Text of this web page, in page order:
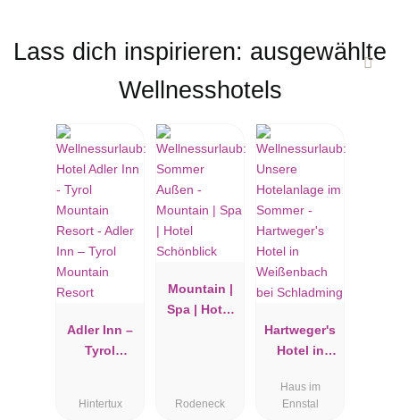
Lass dich inspirieren: ausgewählte
Wellnesshotels
Adler Inn –
Tyrol
Hintertux
Mountain |
Spa | Hotel
Rodeneck
Hartweger's
Hotel in
bei
Schladming
Haus im
Ennstal